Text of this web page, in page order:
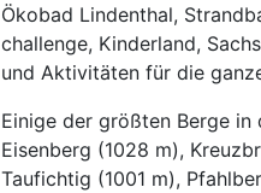
Ökobad Lindenthal,
challenge, Kinderland,
und Aktivitäten für die
Einige der größten Berge in
Eisenberg (1028 m),
Taufichtig (1001 m),